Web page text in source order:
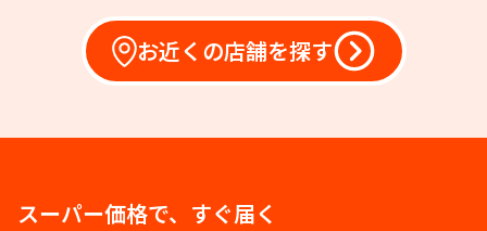
お近くの店舗を探す
スーパー価格で、すぐ届く